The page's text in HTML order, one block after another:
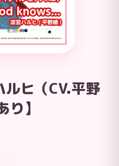
ヒ（CV.平野
】